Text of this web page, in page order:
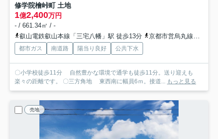
修学院檜峠町 土地
1億2,400万円
- / 661.34㎡ / -
叡山電鉄叡山本線「三宅八幡」駅 徒歩13分
京都市営烏丸線「国際会館」駅 バス7分 京都バス「上橋（京都府）」 停歩13分
都市ガス 南道路 陽当り良好 公共下水
〇小学校徒歩11分 自然豊かな環境で通学も徒歩11分。送り迎えも
楽々の距離です。 〇三方角地 東西南に幅員6ｍ。接道... もっと見る
売地